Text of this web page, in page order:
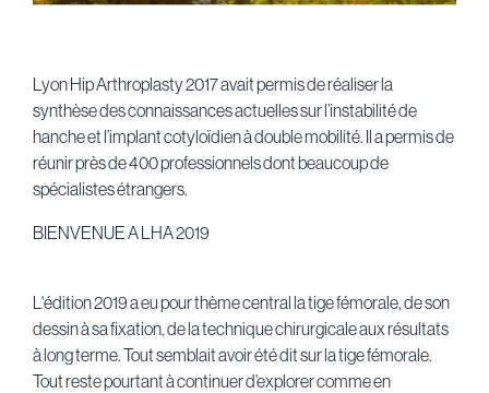
Lyon Hip Arthroplasty 2017 avait permis de réaliser la
synthèse des connaissances actuelles sur l’instabilité de
hanche et l’implant cotyloïdien à double mobilité. Il a permis de
réunir près de 400 professionnels dont beaucoup de
spécialistes étrangers.
BIENVENUE A LHA 2019
L'édition 2019 a eu pour thème central la tige fémorale, de son
dessin à sa fixation, de la technique chirurgicale aux résultats
à long terme. Tout semblait avoir été dit sur la tige fémorale.
Tout reste pourtant à continuer d’explorer comme en